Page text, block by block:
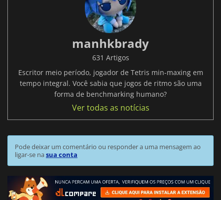
manhkbrady
631 Artigos
Escritor meio período, jogador de Tetris min-maxing em
tempo integral. Você sabia que jogos de ritmo são uma
forma de benchmarking humano?
Ver todas as notícias
Pode deixar um comentário ou responder a uma mensagem ao
ligar-se nasua conta